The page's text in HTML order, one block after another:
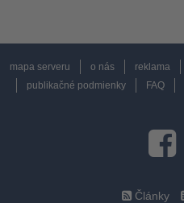
mapa serveru o nás reklama
publikačné podmienky
FAQ
Články